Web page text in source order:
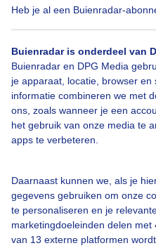
Heb je al een Buienradar-
Buienradar is onderdeel van
Buienradar en DPG Media
je apparaat, locatie, browser
informatie combineren we met
ons, zoals wanneer je een
het gebruik van onze media te
apps te verbeteren.
Daarnaast kunnen we, als je
gegevens gebruiken om onze
te personaliseren en je
marketingdoeleinden delen
van 13 externe platformen
Bekijk slideshow